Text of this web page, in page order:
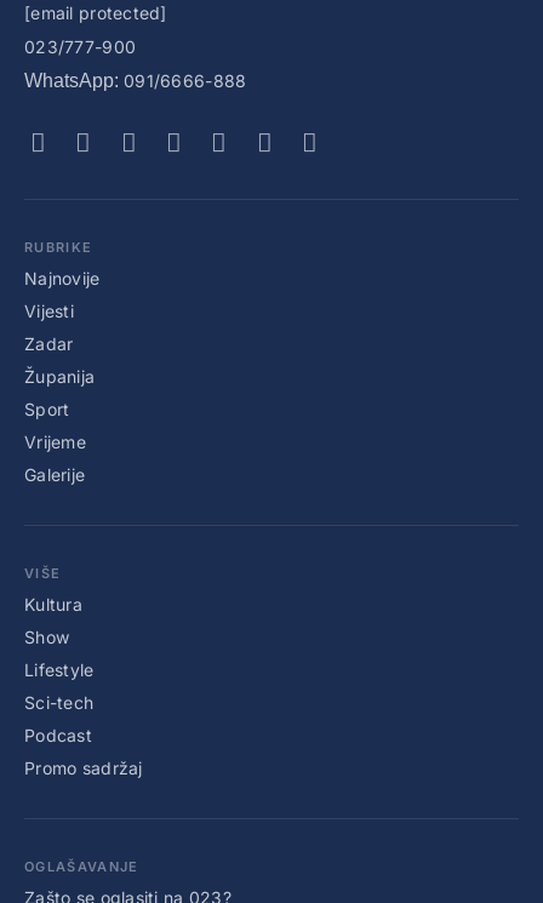
[email protected]
023/777-900
WhatsApp: 091/6666-888
RUBRIKE
Najnovije
Vijesti
Zadar
Županija
Sport
Vrijeme
Galerije
VIŠE
Kultura
Show
Lifestyle
Sci-tech
Podcast
Promo sadržaj
OGLAŠAVANJE
Zašto se oglasiti na 023?